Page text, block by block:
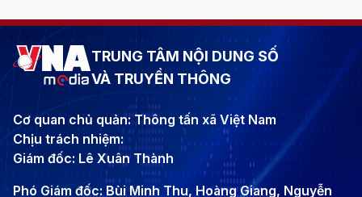
TRUNG TÂM NỘI DUNG SỐ
VÀ TRUYỀN THÔNG
Cơ quan chủ quản: Thông tấn xã Việt Nam
Chịu trách nhiệm:
Giám đốc: Lê Xuân Thành
Phó Giám đốc: Bùi Minh Thu, Hoàng Giang, Nguyễn